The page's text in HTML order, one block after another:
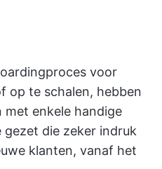
voor
op te schalen, hebben
met enkele handige
gezet die zeker indruk
klanten, vanaf het